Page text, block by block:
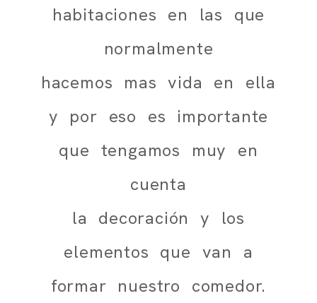
habitaciones en las que
normalmente
hacemos mas vida en ella
y por eso es importante
que tengamos muy en
cuenta
la decoración y los
elementos que van a
formar nuestro comedor.